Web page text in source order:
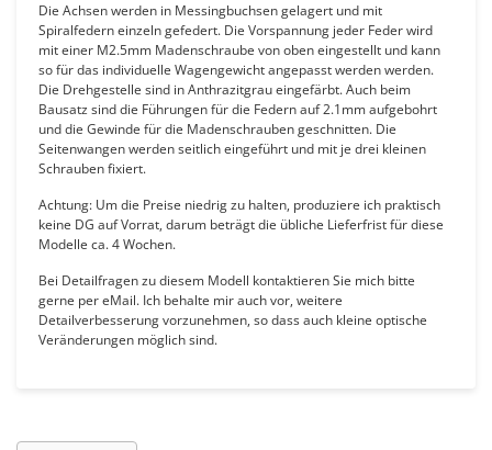
Die Achsen werden in Messingbuchsen gelagert und mit
Spiralfedern einzeln gefedert. Die Vorspannung jeder Feder wird
mit einer M2.5mm Madenschraube von oben eingestellt und kann
so für das individuelle Wagengewicht angepasst werden werden.
Die Drehgestelle sind in Anthrazitgrau eingefärbt. Auch beim
Bausatz sind die Führungen für die Federn auf 2.1mm aufgebohrt
und die Gewinde für die Madenschrauben geschnitten. Die
Seitenwangen werden seitlich eingeführt und mit je drei kleinen
Schrauben fixiert.
Achtung: Um die Preise niedrig zu halten, produziere ich praktisch
keine DG auf Vorrat, darum beträgt die übliche Lieferfrist für diese
Modelle ca. 4 Wochen.
Bei Detailfragen zu diesem Modell kontaktieren Sie mich bitte
gerne per eMail. Ich behalte mir auch vor, weitere
Detailverbesserung vorzunehmen, so dass auch kleine optische
Veränderungen möglich sind.